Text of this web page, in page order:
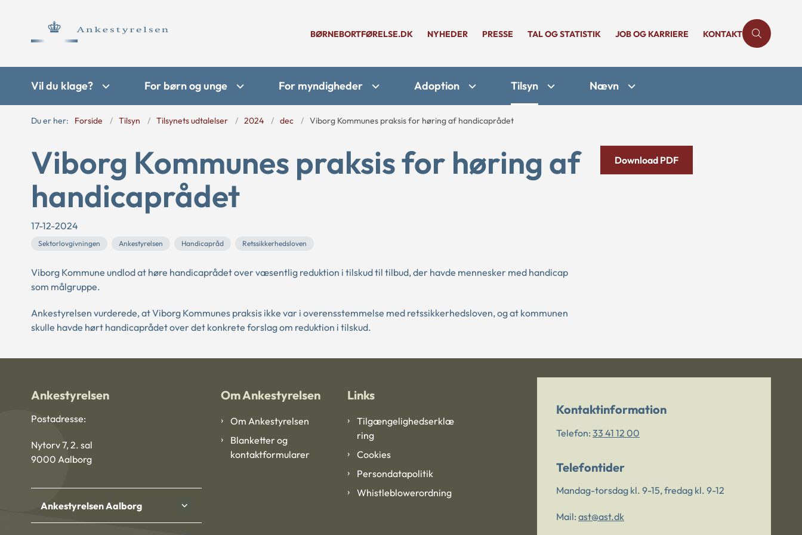
BØRNEBORTFØRELSE.DK NYHEDER PRESSE TAL OG STATISTIK JOB OG KARRIERE KONTAKT
Vil du klage? For børn og unge For myndigheder Adoption Tilsyn Nævn
Du er her: Forside Tilsyn Tilsynets udtalelser 2024 dec Viborg Kommunes praksis for høring af handicaprådet
Viborg Kommunes praksis for høring af
handicaprådet
17-12-2024
Sektorlovgivningen Ankestyrelsen Handicapråd Retssikkerhedsloven
Viborg Kommune undlod at høre handicaprådet over væsentlig reduktion i tilskud til tilbud, der havde mennesker med handicap
som målgruppe.
Ankestyrelsen vurderede, at Viborg Kommunes praksis ikke var i overensstemmelse med retssikkerhedsloven, og at kommunen
skulle havde hørt handicaprådet over det konkrete forslag om reduktion i tilskud.
Download PDF
Ankestyrelsen
Postadresse:
Nytorv 7, 2. sal
9000 Aalborg
Ankestyrelsen Aalborg
Om Ankestyrelsen
Om Ankestyrelsen
Blanketter og
kontaktformularer
Links
Tilgængelighedserklæ
ring
Cookies
Persondatapolitik
Whistleblowerordning
Kontaktinformation
Telefon: 33 41 12 00
Telefontider
Mandag-torsdag kl. 9-15, fredag kl. 9-12
Mail: ast@ast.dk